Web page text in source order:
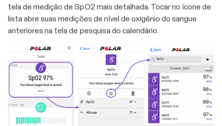
tela de medição de SpO2 mais detalhada. Tocar no ícone de
lista abre suas medições de nível de oxigênio do sangue
anteriores na tela de pesquisa do calendário.